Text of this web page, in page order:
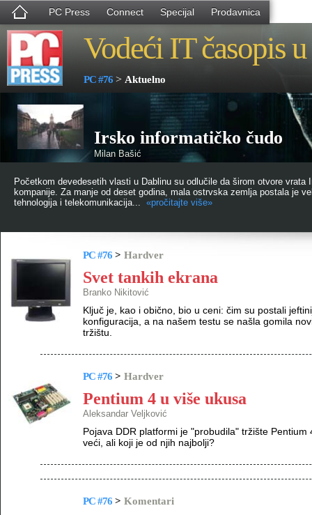
PC Press Connect Specijal Prodavnica
Vodeći IT časopis
PC #76 > Aktuelno
Irsko informatičko čudo
Milan Bašić
Početkom devedesetih vlasti u Dablinu su odlučile da širom otvore vrata
kompanije. Za manje od deset godina, mala ostrvska zemlja postala je
tehnologija i telekomunikacija... «pročitajte više»
PC #76 > Hardver
Svet tankih ekrana
Branko Nikitović
Ključ je, kao i obično, bio u ceni: čim su postali
konfiguracija, a na našem testu se našla gomila
tržištu.
PC #76 > Hardver
Pentium 4 u više ukusa
Aleksandar Veljković
Pojava DDR platformi je "probudila" tržište
veći, ali koji je od njih najbolji?
PC #76 > Komentari